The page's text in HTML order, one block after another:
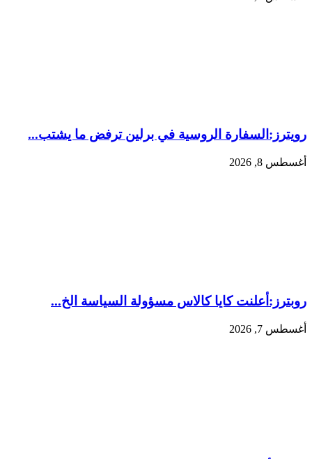
رويترز:‏السفارة الروسية في برلين ترفض ما يشتب...
أغسطس 8, 2026
روبترز:‏أعلنت ​كايا كالاس مسؤولة ‌السياسة الخ...
أغسطس 7, 2026